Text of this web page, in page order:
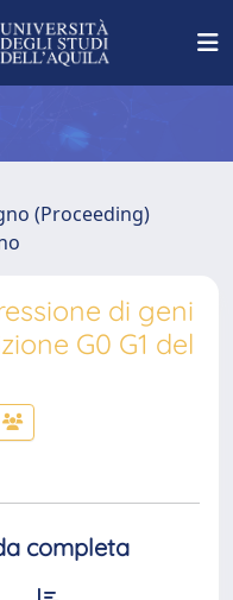
(Proceeding)
di geni
G0 G1 del
completa